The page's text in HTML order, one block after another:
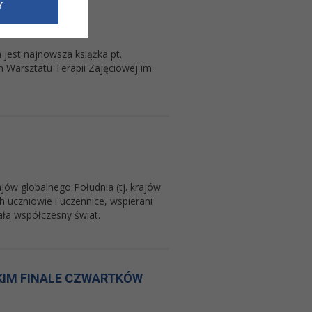
najnowsza książka pt.
Warsztatu Terapii Zajęciowej im.
globalnego Południa (tj. krajów
uczniowie i uczennice, wspierani
współczesny świat.
FINALE CZWARTKÓW